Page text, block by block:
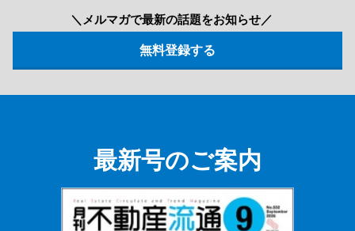
＼メルマガで最新の話題をお知らせ／
最新号のご案内